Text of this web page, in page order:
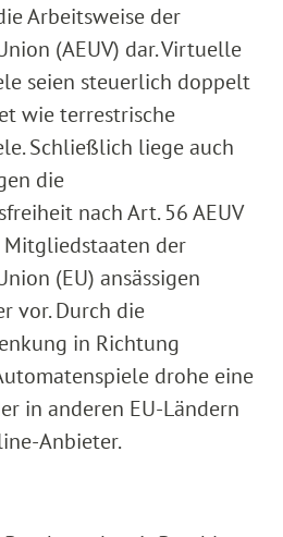
Arbeitsweise der
(AEUV) dar. Virtuelle
seien steuerlich doppelt
wie terrestrische
Schließlich liege auch
die
nach Art. 56 AEUV
der
(EU) ansässigen
vor. Durch die
in Richtung
drohe eine
in anderen EU-Ländern
Anbieter.